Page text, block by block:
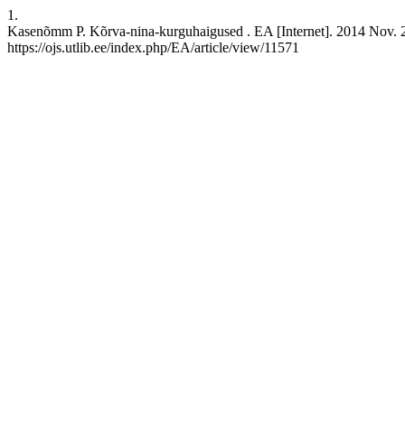
1.
Kasenõmm P. Kõrva-nina-kurguhaigused . EA [Internet]. 2014
https://ojs.utlib.ee/index.php/EA/article/view/11571